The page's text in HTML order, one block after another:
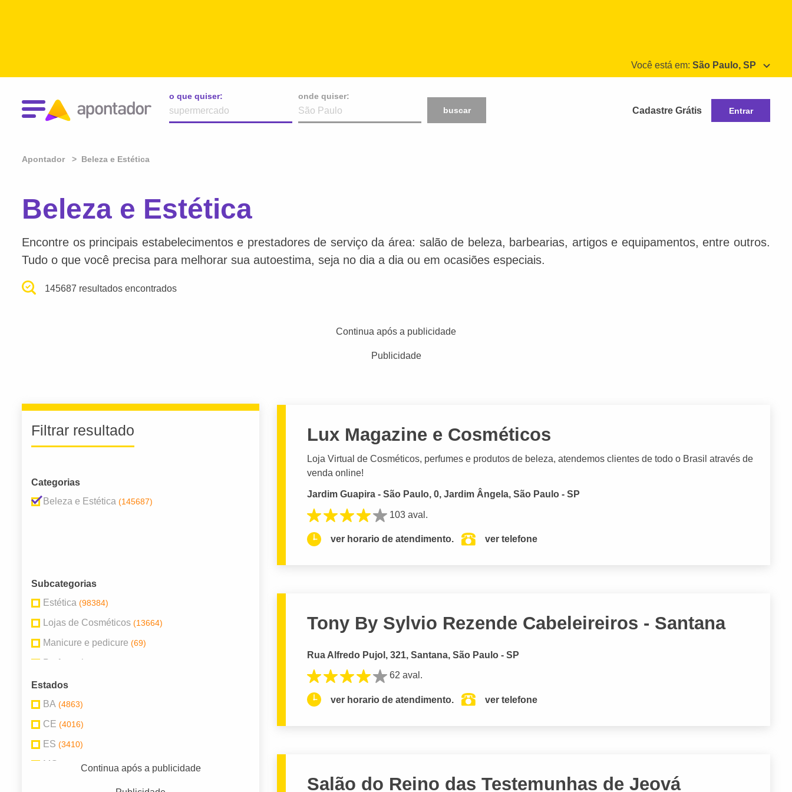
Você está em: São Paulo, SP
o que quiser:
onde quiser:
buscar
Cadastre Grátis Entrar
Apontador Beleza e Estética
Beleza e Estética
Encontre os principais estabelecimentos e prestadores de serviço da área: salão de beleza, barbearias, artigos e equipamentos, entre outros.
Tudo o que você precisa para melhorar sua autoestima, seja no dia a dia ou em ocasiões especiais.
145687 resultados encontrados
Continua após a publicidade
Publicidade
Filtrar resultado
Categorias
Beleza e Estética (145687)
Subcategorias
Estética (98384)
Lojas de Cosméticos (13664)
Manicure e pedicure (69)
Perfumarias
Salão de Beleza
Salão de Beleza / Cabeleireiros
Salão de Bronzeamento
Estados
BA (4863)
CE (4016)
ES (3410)
MG (15846)Continua após a publicidade
Lux Magazine e Cosméticos
Loja Virtual de Cosméticos, perfumes e produtos de beleza, atendemos clientes de todo o Brasil através de
venda online!
Jardim Guapira - São Paulo, 0, Jardim Ângela, São Paulo - SP
103 aval.
ver horario de atendimento. ver telefone
Tony By Sylvio Rezende Cabeleireiros - Santana
Rua Alfredo Pujol, 321, Santana, São Paulo - SP
62 aval.
ver horario de atendimento. ver telefone
Salão do Reino das Testemunhas de Jeová